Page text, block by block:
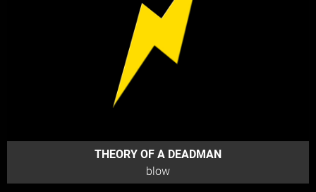
THEORY OF A DEADMAN
blow